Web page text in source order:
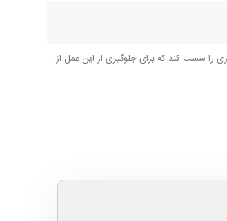
را سست کند که برای جلوگیری از این عمل از